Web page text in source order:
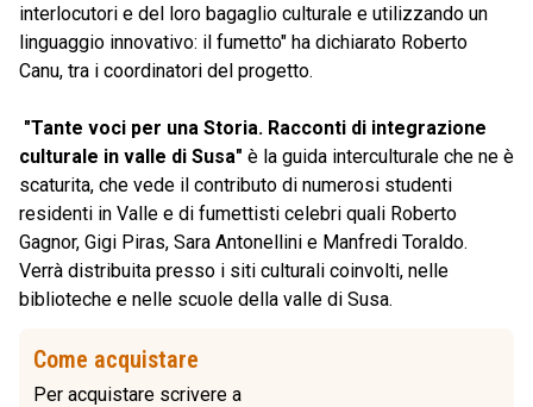
interlocutori e del loro bagaglio culturale e utilizzando un
linguaggio innovativo: il fumetto" ha dichiarato Roberto
Canu, tra i coordinatori del progetto.
"Tante voci per una Storia. Racconti di integrazione
culturale in valle di Susa" è la guida interculturale che ne è
scaturita, che vede il contributo di numerosi studenti
residenti in Valle e di fumettisti celebri quali Roberto
Gagnor, Gigi Piras, Sara Antonellini e Manfredi Toraldo.
Verrà distribuita presso i siti culturali coinvolti, nelle
biblioteche e nelle scuole della valle di Susa.
Come acquistare
Per acquistare scrivere a